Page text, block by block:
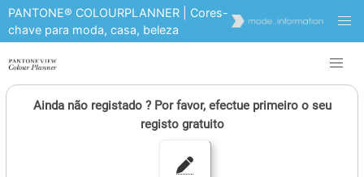
PANTONE® COLOURPLANNER | Cores-
chave para moda, casa, beleza
Ainda não registado ? Por favor, efectue primeiro o seu
registo gratuito